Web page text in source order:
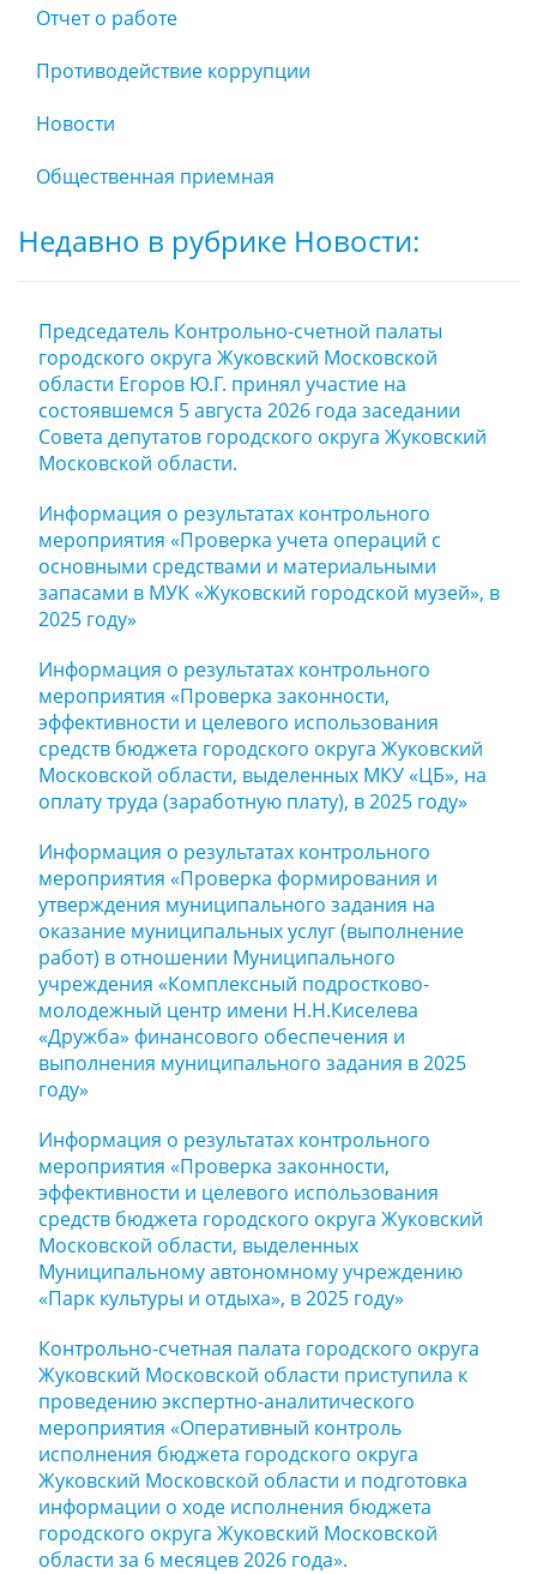
Отчет о работе
Противодействие коррупции
Новости
Общественная приемная
Недавно в рубрике Новости:
Председатель Контрольно-счетной палаты
городского округа Жуковский Московской
области Егоров Ю.Г. принял участие на
состоявшемся 5 августа 2026 года заседании
Совета депутатов городского округа Жуковский
Московской области.
Информация о результатах контрольного
мероприятия «Проверка учета операций с
основными средствами и материальными
запасами в МУК «Жуковский городской музей», в
2025 году»
Информация о результатах контрольного
мероприятия «Проверка законности,
эффективности и целевого использования
средств бюджета городского округа Жуковский
Московской области, выделенных МКУ «ЦБ», на
оплату труда (заработную плату), в 2025 году»
Информация о результатах контрольного
мероприятия «Проверка формирования и
утверждения муниципального задания на
оказание муниципальных услуг (выполнение
работ) в отношении Муниципального
учреждения «Комплексный подростково-
молодежный центр имени Н.Н.Киселева
«Дружба» финансового обеспечения и
выполнения муниципального задания в 2025
году»
Информация о результатах контрольного
мероприятия «Проверка законности,
эффективности и целевого использования
средств бюджета городского округа Жуковский
Московской области, выделенных
Муниципальному автономному учреждению
«Парк культуры и отдыха», в 2025 году»
Контрольно-счетная палата городского округа
Жуковский Московской области приступила к
проведению экспертно-аналитического
мероприятия «Оперативный контроль
исполнения бюджета городского округа
Жуковский Московской области и подготовка
информации о ходе исполнения бюджета
городского округа Жуковский Московской
области за 6 месяцев 2026 года».